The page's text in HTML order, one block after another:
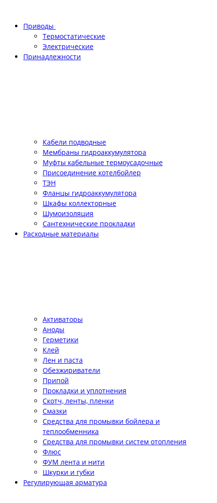
Приводы
Термостатические
Электрические
Принадлежности
Кабели подводные
Мембраны гидроаккумулятора
Муфты кабельные термоусадочные
Присоединение котелбойлер
ТЭН
Фланцы гидроаккумулятора
Шкафы коллекторные
Шумоизоляция
Сантехнические прокладки
Расходные материалы
Активаторы
Аноды
Герметики
Клей
Лен и паста
Обезжириватели
Припой
Прокладки и уплотнения
Скотч, ленты, пленки
Смазки
Средства для промывки бойлера и
теплообменника
Средства для промывки систем отопления
Флюс
ФУМ лента и нити
Шкурки и губки
Регулирующая арматура